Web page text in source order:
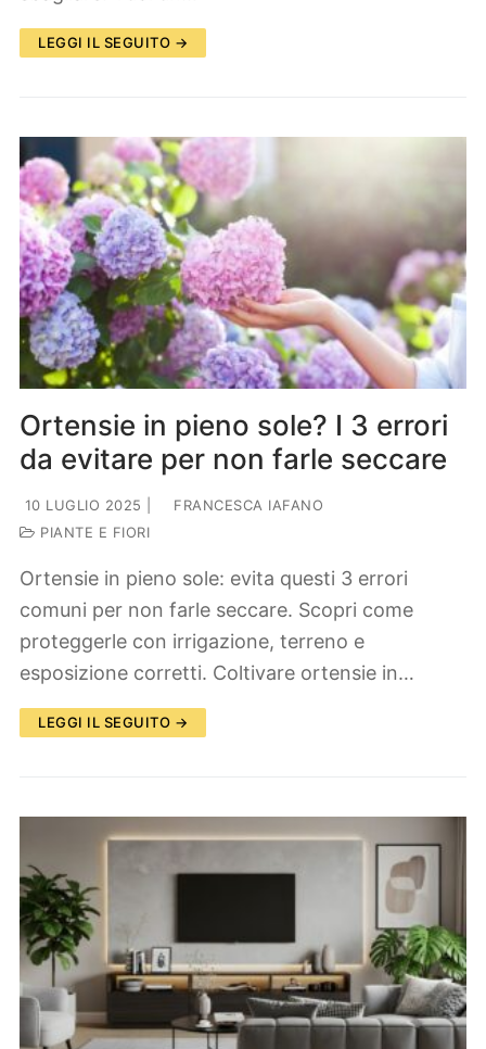
LEGGI IL SEGUITO →
Ortensie in pieno sole? I 3 errori
da evitare per non farle seccare
10 LUGLIO 2025
FRANCESCA IAFANO
PIANTE E FIORI
Ortensie in pieno sole: evita questi 3 errori
comuni per non farle seccare. Scopri come
proteggerle con irrigazione, terreno e
esposizione corretti. Coltivare ortensie in…
LEGGI IL SEGUITO →